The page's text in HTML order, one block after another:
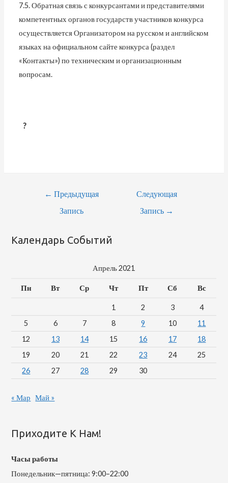
7.5. Обратная связь с конкурсантами и представителями
компетентных органов государств участников конкурса
осуществляется Организатором на русском и английском
языках на официальном сайте конкурса (раздел
«Контакты») по техническим и организационным
вопросам.
?
Навигация
← Предыдущая
Запись
Следующая
Запись →
Календарь Событий
Апрель 2021
Пн Вт Ср Чт Пт Сб Вс
1 2 3
4
5
6 7 8 9 10
11
12
13 14 15 16 17
18
19
20 21 22 23 24
25
26
27 28 29 30
« Мар Май »
Приходите К Нам!
Часы работы
Понедельник—пятница: 9:00–22:00